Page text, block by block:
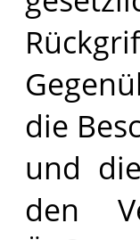
die
und
den